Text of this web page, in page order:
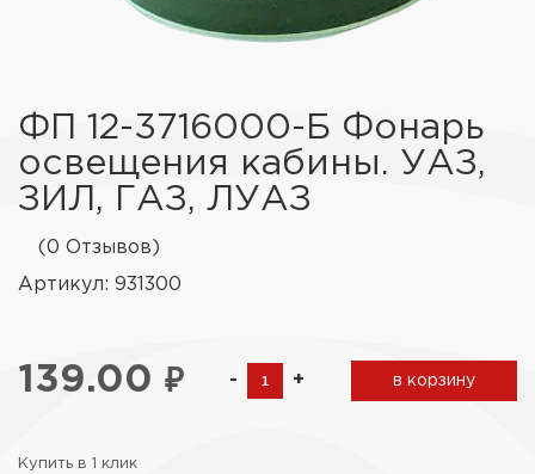
ФП 12-3716000-Б Фонарь
освещения кабины. УАЗ,
ЗИЛ, ГАЗ, ЛУАЗ
(0 Отзывов)
Артикул: 931300
139.00 ₽ - + в корзину
Купить в 1 клик